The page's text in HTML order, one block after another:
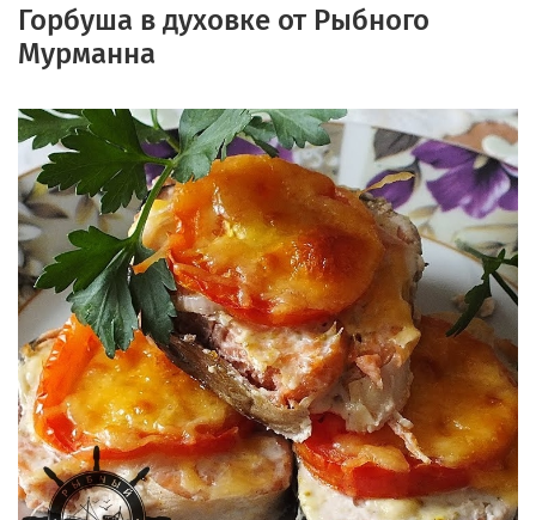
Горбуша в духовке от Рыбного
Мурманна